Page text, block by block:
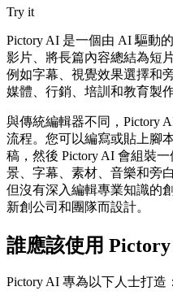
Try it
Pictory AI 是一個由 AI 驅動
影片、將長篇內容總結為短
例如字幕、視覺效果選擇和
媒體、行銷、培訓和教育製
與傳統編輯器不同，Pictory
流程。您可以編寫或貼上腳
稿，然後 Pictory AI 會組裝
景、字幕、素材、音樂和旁
但沒有深入編輯專業知識的
新創公司和團隊而設計。
誰應該使用 Pictory
Pictory AI 專為以下人士打造：